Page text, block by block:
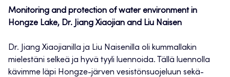
Monitoring and protection of water environment in
Hongze Lake, Dr. Jiang Xiaojian and Liu Naisen
Dr. Jiang Xiaojianilla ja Liu Naisenilla oli kummallakin
mielestäni selkeä ja hyvä tyyli luennoida. Tällä luennolla
kävimme läpi Hongze-järven vesistönsuojeluun sekä-